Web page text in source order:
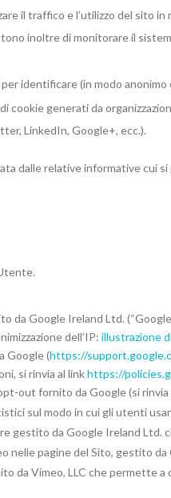
il traffico e l’utilizzo del sito
inoltre di monitorare il
identificare (in modo
cookie generati da
LinkedIn, Google+, ecc.).
dalle relative informative
da Google Ireland Ltd.
dell’IP: illustrazione
Google (https://
si rinvia al link https://
out fornito da Google (si rinvia
sul modo in cui gli utenti
gestito da Google Ireland
nelle pagine del Sito, gestito
da Vimeo, LLC che